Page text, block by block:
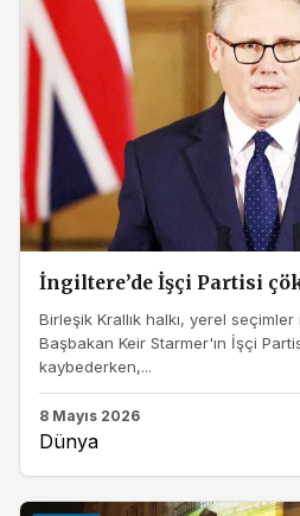
İngiltere’de İşçi Partisi
Birleşik Krallık halkı, yerel seçimler
Başbakan Keir Starmer'ın İşçi
kaybederken,...
8 Mayıs 2026
Dünya